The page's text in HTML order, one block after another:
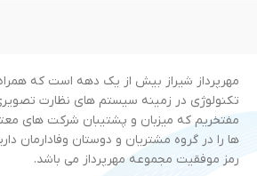
جنس بدنه: پلاستیک
استاندارد محافظتی: IP67
منبع پشتیبانی برق: 12V DC/PoE
اطلاعات بیشتر را درکاتالوگمحصول
مشاهده نمایید.
مهرپرداز شیراز بیش از یک دهه است که همراه
تکنولوژی در زمینه سیستم های نظارت
مفتخریم که میزبان و پشتیبان شرکت های
ها را در گروه مشتریان و دوستان وفادارمان
رمز موفقیت مجموعه مهرپرداز می باشد.